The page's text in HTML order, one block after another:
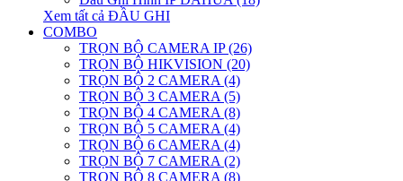
Xem tất cả ĐẦU GHI
COMBO
TRỌN BỘ CAMERA IP (26)
TRỌN BỘ HIKVISION (20)
TRỌN BỘ 2 CAMERA (4)
TRỌN BỘ 3 CAMERA (5)
TRỌN BỘ 4 CAMERA (8)
TRỌN BỘ 5 CAMERA (4)
TRỌN BỘ 6 CAMERA (4)
TRỌN BỘ 7 CAMERA (2)
TRỌN BỘ 8 CAMERA (8)